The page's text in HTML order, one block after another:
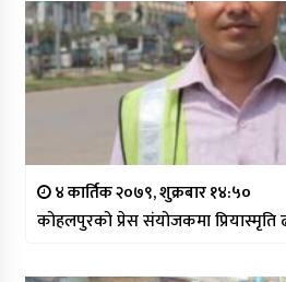
४ कार्तिक २०७९, शुक्रबार १४:५०
कोहलपुरको प्रेस संयोजकमा